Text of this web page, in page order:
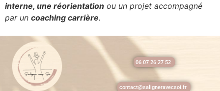
interne, une réorientation ou un projet accompagné
par un coaching carrière.
06 07 26 27 52
contact@saligneravecsoi.fr